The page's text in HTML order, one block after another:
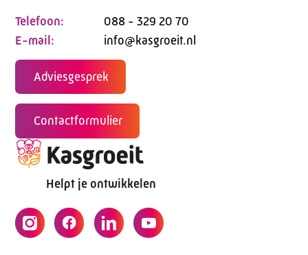
Telefoon:
088 - 329 20 70
E-mail:
info@kasgroeit.nl
Adviesgesprek
Contactformulier
Helpt je ontwikkelen